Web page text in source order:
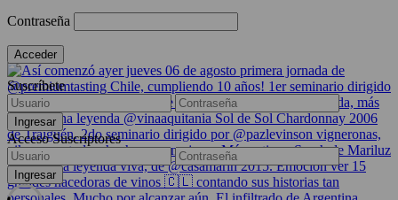
Contraseña
Suscríbete
Acceso Suscriptores